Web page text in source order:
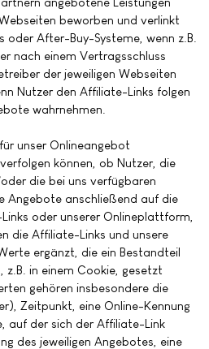
beworben und verlinkt
After-Buy-Systeme, wenn z.B.
nach einem Vertragsschluss
der jeweiligen Webseiten
Nutzer den Affiliate-Links folgen
wahrnehmen.
unser Onlineangebot
können, ob Nutzer, die
die bei uns verfügbaren
Angebote anschließend auf die
oder unserer Onlineplattform,
die Affiliate-Links und unsere
ergänzt, die ein Bestandteil
z.B. in einem Cookie, gesetzt
gehören insbesondere die
Zeitpunkt, eine Online-Kennung
auf der sich der Affiliate-Link
des jeweiligen Angebotes, eine